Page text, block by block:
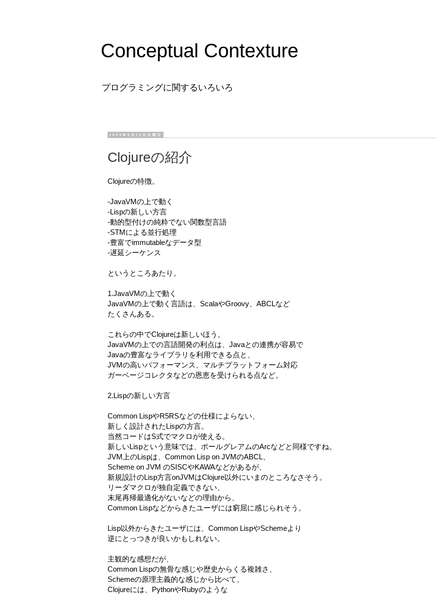
Conceptual Contexture
プログラミングに関するいろいろ
2009年4月29日水曜日
Clojureの紹介
Clojureの特徴。
-JavaVMの上で動く
-Lispの新しい方言
-動的型付けの純粋でない関数型言語
-STMによる並行処理
-豊富でimmutableなデータ型
-遅延シーケンス
というところあたり。
1.JavaVMの上で動く
JavaVMの上で動く言語は、ScalaやGroovy、ABCLなど
たくさんある。
これらの中でClojureは新しいほう。
JavaVMの上での言語開発の利点は、Javaとの連携が容易で
Javaの豊富なライブラリを利用できる点と、
JVMの高いパフォーマンス、マルチプラットフォーム対応
ガーベージコレクタなどの恩恵を受けられる点など。
2.Lispの新しい方言
Common LispやR5RSなどの仕様によらない、
新しく設計されたLispの方言。
当然コードはS式でマクロが使える。
新しいLispという意味では、ポールグレアムのArcなどと同様ですね。
JVM上のLispは、Common Lisp on JVMのABCL、
Scheme on JVM のSISCやKAWAなどがあるが、
新規設計のLisp方言onJVMはClojure以外にいまのところなさそう。
リーダマクロが独自定義できない、
末尾再帰最適化がないなどの理由から、
Common Lispなどからきたユーザには窮屈に感じられそう。
Lisp以外からきたユーザには、Common LispやSchemeより
逆にとっつきが良いかもしれない。
主観的な感想だが、
Common Lispの無骨な感じや歴史からくる複雑さ、
Schemeの原理主義的な感じから比べて、
Clojureには、PythonやRubyのような